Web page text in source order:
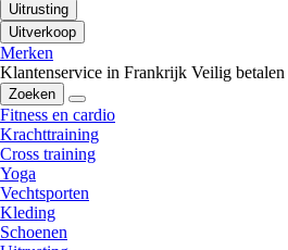
Uitrusting
Uitverkoop
Merken
Klantenservice in Frankrijk Veilig betalen
Zoeken
Fitness en cardio
Krachttraining
Cross training
Yoga
Vechtsporten
Kleding
Schoenen